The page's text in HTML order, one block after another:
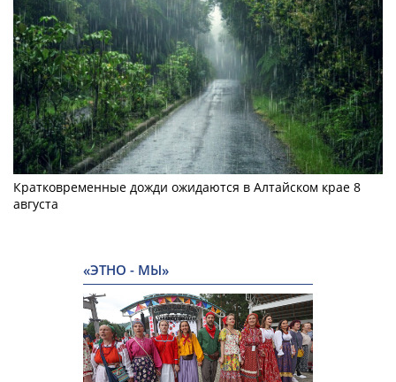
Кратковременные дожди ожидаются в Алтайском крае 8
августа
«ЭТНО - МЫ»